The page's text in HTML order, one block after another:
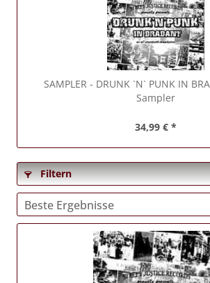
SAMPLER - DRUNK `N` PUNK IN
Sampler
34,99 € *
Filtern